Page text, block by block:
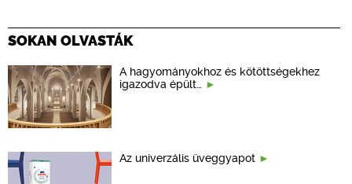
SOKAN OLVASTÁK
A hagyományokhoz és kötöttségekhez
igazodva épült…
Az univerzális üveggyapot